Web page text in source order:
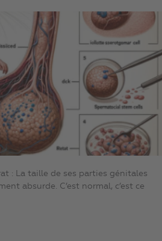
: La taille de ses parties génitales
absurde. C’est normal, c’est ce